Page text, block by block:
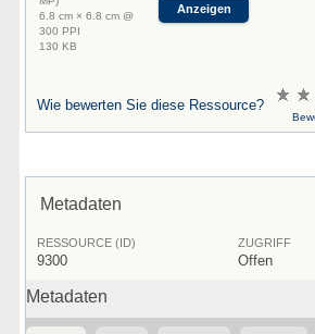
6.8 cm × 6.8 cm @
300 PPI
130 KB
Anzeigen
Wie bewerten Sie diese Ressource?
Metadaten
RESSOURCE (ID)
9300
ZUGRIFF
Offen
Metadaten